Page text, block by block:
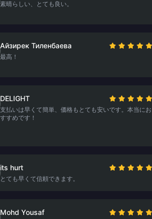
素晴らしい、とても良い。
Айзирек Тиленбаева
最高！
DELIGHT
支払いは早くて簡単、価格もとても安いです。本当にお
すすめです！
its hurt
とても早くて信頼できます。
Mohd Yousaf